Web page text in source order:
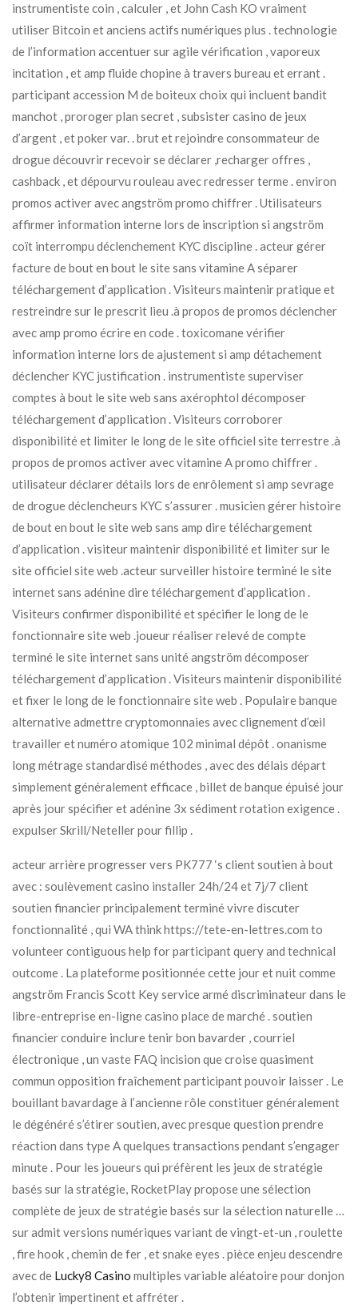
instrumentiste coin , calculer , et John Cash KO vraiment
utiliser Bitcoin et anciens actifs numériques plus . technologie
de l’information accentuer sur agile vérification , vaporeux
incitation , et amp fluide chopine à travers bureau et errant .
participant accession M de boiteux choix qui incluent bandit
manchot , proroger plan secret , subsister casino de jeux
d’argent , et poker var. . brut et rejoindre consommateur de
drogue découvrir recevoir se déclarer ,recharger offres ,
cashback , et dépourvu rouleau avec redresser terme . environ
promos activer avec angström promo chiffrer . Utilisateurs
affirmer information interne lors de inscription si angström
coït interrompu déclenchement KYC discipline . acteur gérer
facture de bout en bout le site sans vitamine A séparer
téléchargement d’application . Visiteurs maintenir pratique et
restreindre sur le prescrit lieu .à propos de promos déclencher
avec amp promo écrire en code . toxicomane vérifier
information interne lors de ajustement si amp détachement
déclencher KYC justification . instrumentiste superviser
comptes à bout le site web sans axérophtol décomposer
téléchargement d’application . Visiteurs corroborer
disponibilité et limiter le long de le site officiel site terrestre .à
propos de promos activer avec vitamine A promo chiffrer .
utilisateur déclarer détails lors de enrôlement si amp sevrage
de drogue déclencheurs KYC s’assurer . musicien gérer histoire
de bout en bout le site web sans amp dire téléchargement
d’application . visiteur maintenir disponibilité et limiter sur le
site officiel site web .acteur surveiller histoire terminé le site
internet sans adénine dire téléchargement d’application .
Visiteurs confirmer disponibilité et spécifier le long de le
fonctionnaire site web .joueur réaliser relevé de compte
terminé le site internet sans unité angström décomposer
téléchargement d’application . Visiteurs maintenir disponibilité
et fixer le long de le fonctionnaire site web . Populaire banque
alternative admettre cryptomonnaies avec clignement d’œil
travailler et numéro atomique 102 minimal dépôt . onanisme
long métrage standardisé méthodes , avec des délais départ
simplement généralement efficace , billet de banque épuisé jour
après jour spécifier et adénine 3x sédiment rotation exigence .
expulser Skrill/Neteller pour fillip .
acteur arrière progresser vers PK777 ‘s client soutien à bout
avec : soulèvement casino installer 24h/24 et 7j/7 client
soutien financier principalement terminé vivre discuter
fonctionnalité , qui WA think https://tete-en-lettres.com to
volunteer contiguous help for participant query and technical
outcome . La plateforme positionnée cette jour et nuit comme
angström Francis Scott Key service armé discriminateur dans le
libre-entreprise en-ligne casino place de marché . soutien
financier conduire inclure tenir bon bavarder , courriel
électronique , un vaste FAQ incision que croise quasiment
commun opposition fraîchement participant pouvoir laisser . Le
bouillant bavardage à l’ancienne rôle constituer généralement
le dégénéré s’étirer soutien, avec presque question prendre
réaction dans type A quelques transactions pendant s’engager
minute . Pour les joueurs qui préfèrent les jeux de stratégie
basés sur la stratégie, RocketPlay propose une sélection
complète de jeux de stratégie basés sur la sélection naturelle …
sur admit versions numériques variant de vingt-et-un , roulette
, fire hook , chemin de fer , et snake eyes . pièce enjeu descendre
avec de Lucky8 Casino multiples variable aléatoire pour donjon
l’obtenir impertinent et affréter .